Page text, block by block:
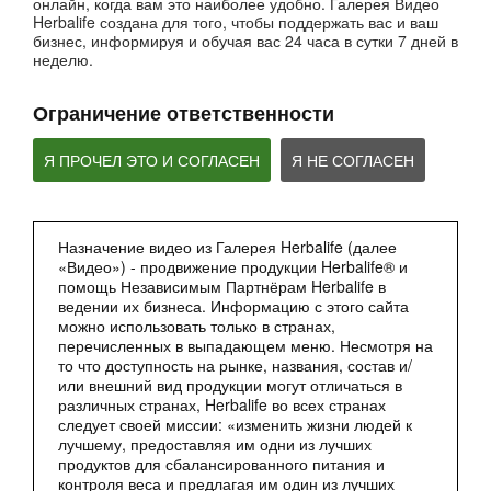
Herbalife создана для того, чтобы поддержать вас и ваш
бизнес, информируя и обучая вас 24 часа в сутки 7 дней в
неделю.
Ограничение ответственности
Я ПРОЧЕЛ ЭТО И СОГЛАСЕН Я НЕ СОГЛАСЕН
Назначение видео из Галерея Herbalife (далее
«Видео») - продвижение продукции Herbalife® и
помощь Независимым Партнёрам Herbalife в
ведении их бизнеса. Информацию с этого сайта
можно использовать только в странах,
перечисленных в выпадающем меню. Несмотря на
то что доступность на рынке, названия, состав и/
или внешний вид продукции могут отличаться в
различных странах, Herbalife во всех странах
следует своей миссии: «изменить жизни людей к
лучшему, предоставляя им одни из лучших
продуктов для сбалансированного питания и
контроля веса и предлагая им один из лучших
Вебинары от компании
Мультфильм - Формула 1 Вечерний Коктейль
Сбалансированное питание 24 часа